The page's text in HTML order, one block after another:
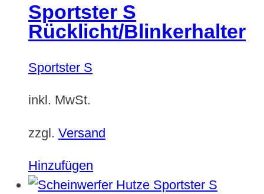
Sportster S
Rücklicht/Blinkerhalter
Sportster S
inkl. MwSt.
zzgl. Versand
Hinzufügen